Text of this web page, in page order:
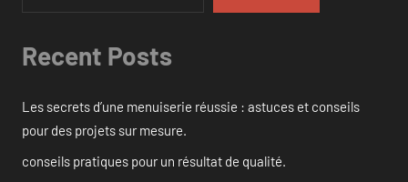
Recent Posts
Les secrets d’une menuiserie réussie : astuces et conseils
pour des projets sur mesure.
conseils pratiques pour un résultat de qualité.